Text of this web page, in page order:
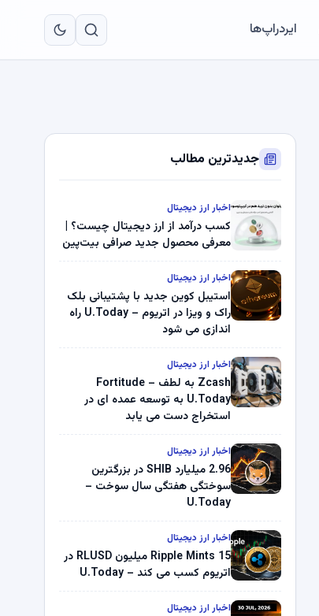
ایردراپ‌ها
جدیدترین مطالب
اخبار ارز دیجیتال
کسب درآمد از ارز دیجیتال چیست؟ |
معرفی محصول جدید صرافی بیت‌پین
اخبار ارز دیجیتال
استیبل کوین جدید با پشتیبانی بلک
راک و ویزا در اتریوم – U.Today راه
اندازی می شود
اخبار ارز دیجیتال
Zcash به لطف Fortitude –
U.Today به توسعه عمده ای در
استخراج دست می یابد
اخبار ارز دیجیتال
2.96 میلیارد SHIB در بزرگترین
سوختگی هفتگی سال سوخت –
U.Today
اخبار ارز دیجیتال
Ripple Mints 15 میلیون RLUSD در
اتریوم کسب می کند – U.Today
اخبار ارز دیجیتال